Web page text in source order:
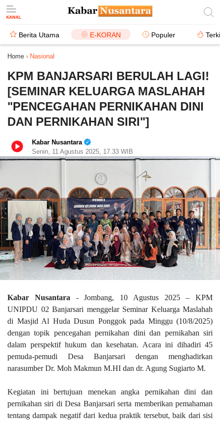
Berita Utama E-KORAN Populer
Home › Nasional
KPM BANJARSARI BERULAH LAGI!
[SEMINAR KELUARGA MASLAHAH
"PENCEGAHAN PERNIKAHAN DINI
DAN PERNIKAHAN SIRI"]
Kabar Nusantara
Senin, 11 Agustus 2025, 17.33 WIB
Kabar Nusantara - Jombang, 10 Agustus 2025 – KPM
UNIPDU 02 Banjarsari menggelar Seminar Keluarga Maslahah
di Masjid Al Huda Dusun Ponggok pada Minggu (10/8/2025)
dengan topik pencegahan pernikahan dini dan pernikahan siri
dalam perspektif hukum dan kesehatan. Acara ini dihadiri 45
pemuda-pemudi Desa Banjarsari dengan menghadirkan
narasumber Dr. Moh Makmun M.HI dan dr. Agung Sugiarto M.
Kegiatan ini bertujuan menekan angka pernikahan dini dan
pernikahan siri di Desa Banjarsari serta memberikan pemahaman
tentang dampak negatif dari kedua praktik tersebut, baik dari sisi